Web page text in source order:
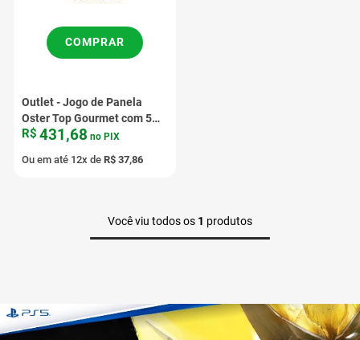
Outlet - Jogo de Panela
Oster Top Gourmet com 5
Peças Vermelho
R$ 431,68 no PIX
Ou em até 12x de R$ 37,86
COMPRAR
Você viu todos os 1 produtos